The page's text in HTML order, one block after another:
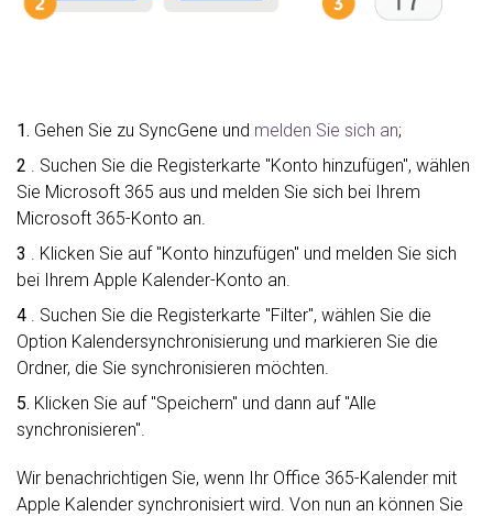
1. Gehen Sie zu SyncGene und melden Sie sich an;
2 . Suchen Sie die Registerkarte "Konto hinzufügen", wählen
Sie Microsoft 365 aus und melden Sie sich bei Ihrem
Microsoft 365-Konto an.
3
. Klicken Sie auf "Konto hinzufügen" und melden Sie sich
bei Ihrem Apple Kalender-Konto an.
4 . Suchen Sie die Registerkarte "Filter", wählen Sie die
Option Kalendersynchronisierung und markieren Sie die
Ordner, die Sie synchronisieren möchten.
5. Klicken Sie auf "Speichern" und dann auf "Alle
synchronisieren".
Wir benachrichtigen Sie, wenn Ihr Office 365-Kalender mit
Apple Kalender synchronisiert wird. Von nun an können Sie